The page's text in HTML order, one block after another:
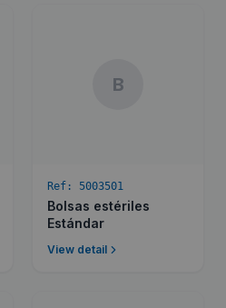
B
Ref: 5003501
Bolsas estériles
Estándar
View detail